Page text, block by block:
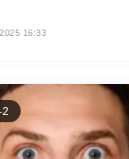
16:33